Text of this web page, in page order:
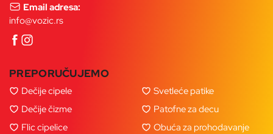
Email adresa:
info@vozic.rs
PREPORUČUJEMO
Dečije cipele
Dečije čizme
Flic cipelice
Svetleće patike
Patofne za decu
Obuća za prohodavanje